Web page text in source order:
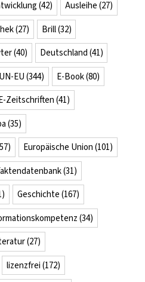
(42) Ausleihe (27)
(27) Brill(32)
(40) Deutschland (41)
EU (344) E-Book(80)
Zeitschriften (41)
(35)
Europäische Union (101)
(31)
Geschichte (167)
(34)
(27)
lizenzfrei (172)